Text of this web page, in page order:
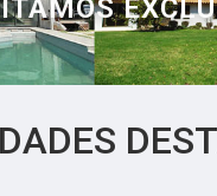
DIFERENCIA